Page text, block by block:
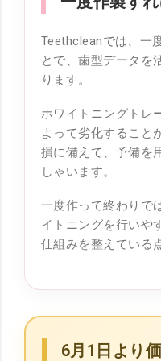
Teethcleanでは、一
とで、歯型データを
ります。
ホワイトニングトレ
よって劣化すること
損に備えて、予備を
しゃいます。
一度作って終わりで
イトニングを行いや
仕組みを整えている
6月1日より